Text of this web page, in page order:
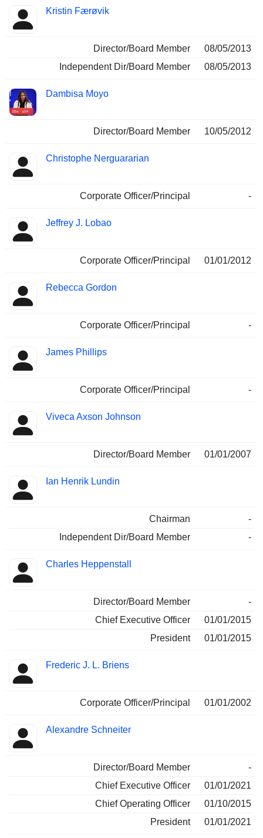
Kristin Færøvik
Director/Board Member
08/05/2013
Independent Dir/Board Member
08/05/2013
Dambisa Moyo
Director/Board Member 10/05/2012
Christophe Nerguararian
Corporate Officer/Principal -
Jeffrey J. Lobao
Corporate Officer/Principal 01/01/2012
Rebecca Gordon
Corporate Officer/Principal -
James Phillips
Corporate Officer/Principal -
Viveca Axson Johnson
Director/Board Member 01/01/2007
Ian Henrik Lundin
Chairman
-
Independent Dir/Board Member
-
Charles Heppenstall
Director/Board Member
-
Chief Executive Officer
01/01/2015
President
01/01/2015
Frederic J. L. Briens
Corporate Officer/Principal 01/01/2002
Alexandre Schneiter
Director/Board Member
-
Chief Executive Officer
01/01/2021
Chief Operating Officer
01/10/2015
President
01/01/2021